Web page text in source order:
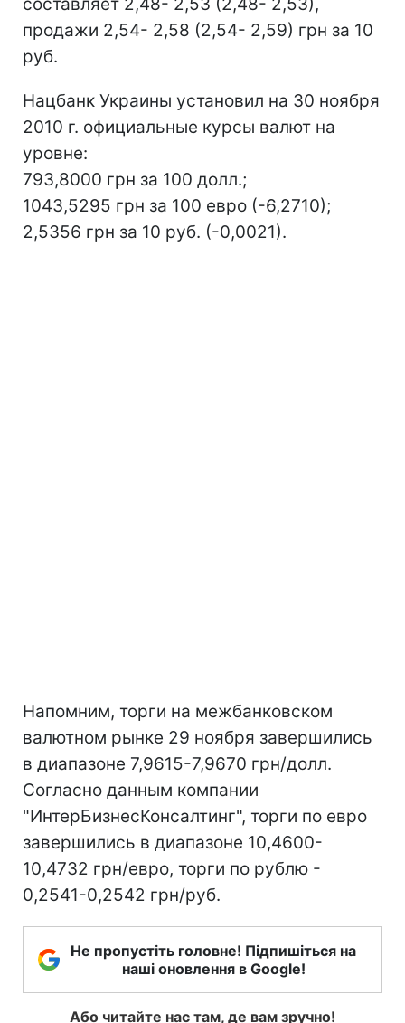
продажи 2,54- 2,58 (2,54- 2,59) грн за 10
руб.
Нацбанк Украины установил на 30 ноября
2010 г. официальные курсы валют на
уровне:
793,8000 грн за 100 долл.;
1043,5295 грн за 100 евро (-6,2710);
2,5356 грн за 10 руб. (-0,0021).
Напомним, торги на межбанковском
валютном рынке 29 ноября завершились
в диапазоне 7,9615-7,9670 грн/долл.
Согласно данным компании
"ИнтерБизнесКонсалтинг", торги по евро
завершились в диапазоне 10,4600-
10,4732 грн/евро, торги по рублю -
0,2541-0,2542 грн/руб.
Не пропустіть головне! Підпишіться на
наші оновлення в Google!
Або читайте нас там, де вам зручно!